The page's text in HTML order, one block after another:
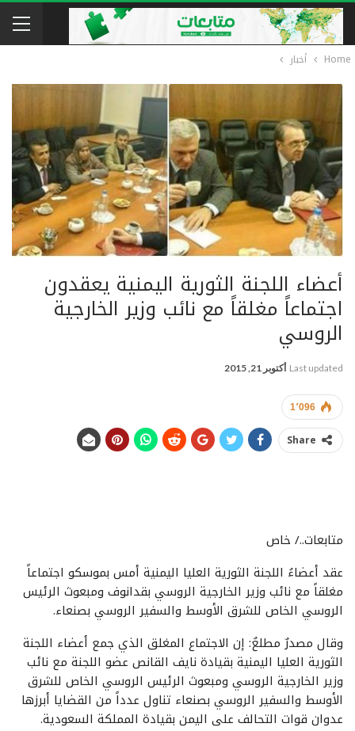
Home أخبار
أعضاء اللجنة الثورية اليمنية يعقدون
اجتماعاً مغلقاً مع نائب وزير الخارجية
الروسي
Last updated أكتوبر 21, 2015
1٬096
Share
متابعات../ خاص
عقد أعضاءُ اللجنة الثورية العليا اليمنية أمس بموسكو اجتماعاً
مغلقاً مع نائب وزير الخارجية الروسي بقدانوف ومبعوث الرئيس
الروسي الخاص للشرق الأوسط والسفير الروسي بصنعاء.
وقال مصدرٌ مطلعٌ: إن الاجتماع المغلق الذي جمع أعضاء اللجنة
الثورية العليا اليمنية بقيادة نايف القانص عضو اللجنة مع نائب
وزير الخارجية الروسي ومبعوث الرئيس الروسي الخاص للشرق
الأوسط والسفير الروسي بصنعاء تناول عدداً من القضايا أبرزها
عدوان قوات التحالف على اليمن بقيادة المملكة السعودية.